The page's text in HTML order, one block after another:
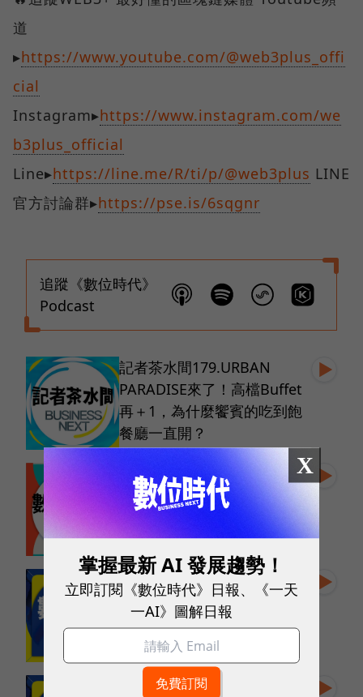
道
▸https://www.youtube.com/@web3plus_offi
cial
Instagram▸https://www.instagram.com/we
b3plus_official
Line▸https://line.me/R/ti/p/@web3plus LINE
官方討論群▸https://pse.is/6sqgnr
追蹤《數位時代》
Podcast
記者茶水間179.URBAN
PARADISE來了！高檔Buffet
再＋1，為什麼饗賓的吃到飽
餐廳一直開？
數位關鍵字200.GPT5來了！
Sam Altman能決定你的未來
嗎？從四本書認識OpenAI背
後的男人
EP249. 減碳升級戰 ! AI 與人
才打造亞太能源效率新曲線
EP248. 神秘AI國防企業
X
掌握最新 AI 發展趨勢！
立即訂閱《數位時代》日報、《一天
一AI》圖解日報